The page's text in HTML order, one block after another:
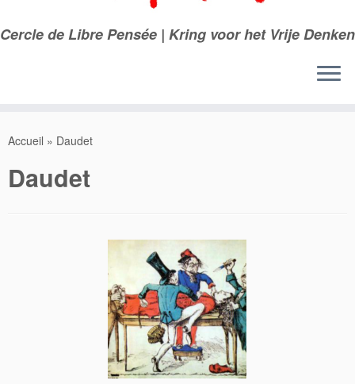
Cercle de Libre Pensée | Kring voor het Vrije Denken
Accueil » Daudet
Daudet